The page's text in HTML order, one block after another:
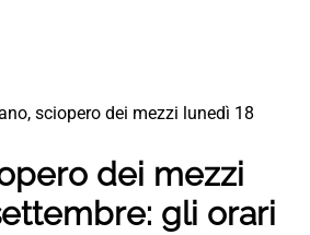
sciopero dei mezzi lunedì 18
dei mezzi
gli orari